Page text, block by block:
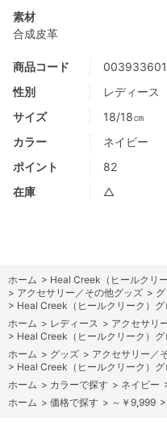
商品コード
性別
レディース
サイズ
18/18㎝
カラー
ネイビー
ポイント
82
在庫
△
素材
合成皮革
ホーム > Heal Creek（ヒールクリー
> アクセサリー／その他グッズ >
> Heal Creek（ヒールクリーク）グ
ホーム > レディース > アクセサリ
> Heal Creek（ヒールクリーク）グ
ホーム > グッズ > アクセサリー／
> Heal Creek（ヒールクリーク）グ
ホーム > カラーで探す > ネイビー
ホーム > 価格で探す > ～￥9,999 >